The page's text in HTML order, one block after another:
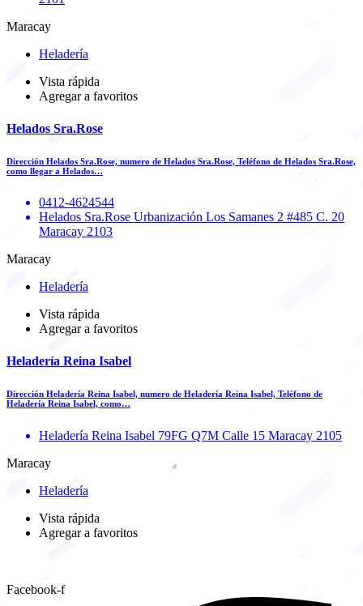
Maracay
Heladería
Vista rápida
Agregar a favoritos
Helados Sra.Rose
Dirección Helados Sra.Rose, numero de Helados Sra.Rose, Teléfono de Helados Sra.Rose,
como llegar a Helados…
0412-4624544
Helados Sra.Rose Urbanización Los Samanes 2 #485 C. 20
Maracay 2103
Maracay
Heladería
Vista rápida
Agregar a favoritos
Heladería Reina Isabel
Dirección Heladería Reina Isabel, numero de Heladería Reina Isabel, Teléfono de
Heladería Reina Isabel, como…
Heladería Reina Isabel 79FG Q7M Calle 15 Maracay 2105
Maracay
Heladería
Vista rápida
Agregar a favoritos
Facebook-f